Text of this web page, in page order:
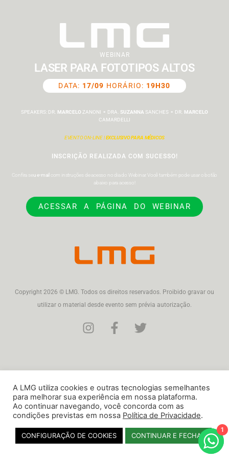
WEBINAR
LASER PARA FOTOTIPOS ALTOS
DATA: 17/09 HORÁRIO: 19H30
SPEAKERS: DR. MARCELO ZANONI ⚬ DRA. SUZANNA SANCHES ⚬ DR. MARCELO
CAMARDELLI
EVENTO ON-LINE |EXCLUSIVO PARA MÉDICOS
INSCRIÇÃO REALIZADA COM SUCESSO!
Confira seu e-mail
com instruções de acesso no dia do Webinar. Você também pode usar o botão
abaixo para acesso!
ACESSAR A PÁGINA DO WEBINAR
Copyright 2026 © LMG. Todos os direitos reservados. Proibido gravar ou
utilizar o material desde evento sem prévia autorização.
A LMG utiliza cookies e outras tecnologias semelhantes
para melhorar sua experiência em nossa plataforma.
Ao continuar navegando, você concorda com as
condições previstas em nossa Política de Privacidade.
CONFIGURAÇÃO DE COOKIES CONTINUAR E FECHAR
1